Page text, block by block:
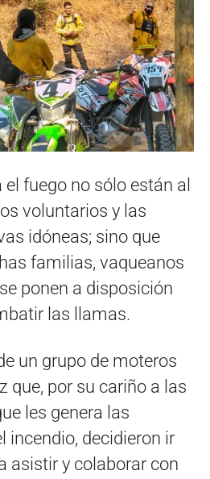
fuego no sólo están al
voluntarios y las
idóneas; sino que
familias, vaqueanos
ponen a disposición
las llamas.
un grupo de moteros
que, por su cariño a las
les genera las
incendio, decidieron ir
asistir y colaborar con